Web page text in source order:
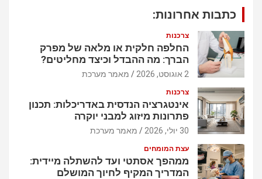
כתבות אחרונות:
צרכנות
החלפה חלקית או מלאה של מפרק
הברך: מה ההבדל וכיצד מחליטים?
2 אוגוסט, 2026 מאמר מערכת
צרכנות
אינטגרציה הנדסית באדריכלות: תכנון
פתרונות מיזוג למבני יוקרה
30 יולי, 2026 מאמר מערכת
עצת המומחים
ממהפך אסתטי ועד להשתלה מיידית:
המדריך המקיף לחיוך המושלם